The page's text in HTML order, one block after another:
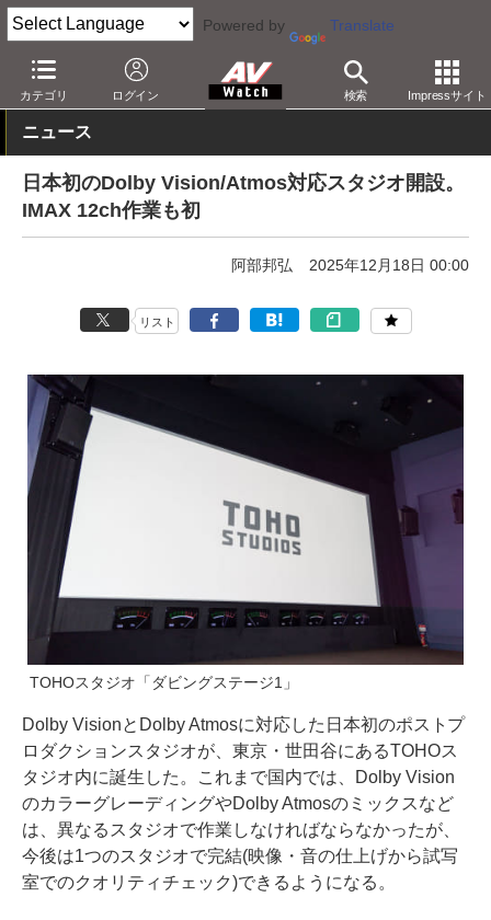
Powered by Translate
カテゴリ ログイン 検索 Impressサイト
AV Watch 動向 その他
ニュース
日本初のDolby Vision/Atmos対応スタジオ開設。
IMAX 12ch作業も初
阿部邦弘 2025年12月18日 00:00
リスト
TOHOスタジオ「ダビングステージ1」
Dolby VisionとDolby Atmosに対応した日本初のポストプ
ロダクションスタジオが、東京・世田谷にあるTOHOス
タジオ内に誕生した。これまで国内では、Dolby Vision
のカラーグレーディングやDolby Atmosのミックスなど
は、異なるスタジオで作業しなければならなかったが、
今後は1つのスタジオで完結(映像・音の仕上げから試写
室でのクオリティチェック)できるようになる。